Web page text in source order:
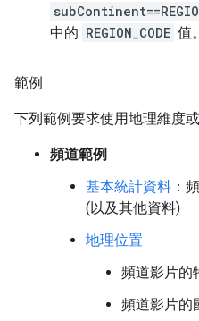
中的 REGION_CODE 值。
範例
下列範例要求使用地理維度
頻道範例
基本統計資料 ：
(以及其他資料)
地理位置
頻道影片的
頻道影片的